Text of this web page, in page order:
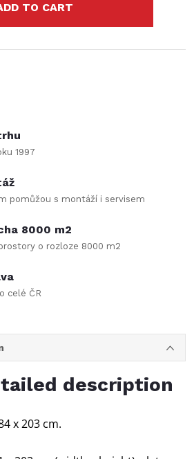
TO CART
1997
pomůžou s montáží i servisem
8000 m2
o rozloze 8000 m2
celé ČR
description
x 203 cm.